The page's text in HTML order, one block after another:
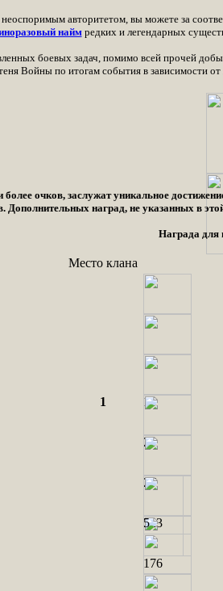
неоспоримым авторитетом, вы можете за
наймредких и легендарных
боевых задач, помимо всей прочей
Войны по итогам события в зависимости
более очков, заслужат уникальное
наград, не указанных в
Награда для
Место клана
1 13
25
27
323
176
5